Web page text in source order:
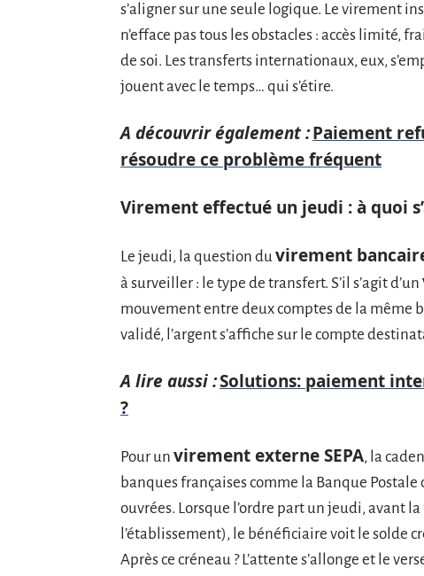
s’aligner sur une seule logique. Le virement
n’efface pas tous les obstacles : accès limité,
de soi. Les transferts internationaux, eux,
jouent avec le temps… qui s’étire.
A découvrir également :Paiement
résoudre ce problème fréquent
Virement effectué un jeudi : à quoi
Le jeudi, la question duvirement
à surveiller : le type de transfert. S’il s’agit d’un
mouvement entre deux comptes de la même
validé, l’argent s’affiche sur le compte
A lire aussi :Solutions: paiement
?
Pour un virement externe SEPA, la
banques françaises comme la Banque
ouvrées. Lorsque l’ordre part un jeudi, avant
l’établissement), le bénéficiaire voit le solde
Après ce créneau ? L’attente s’allonge et le